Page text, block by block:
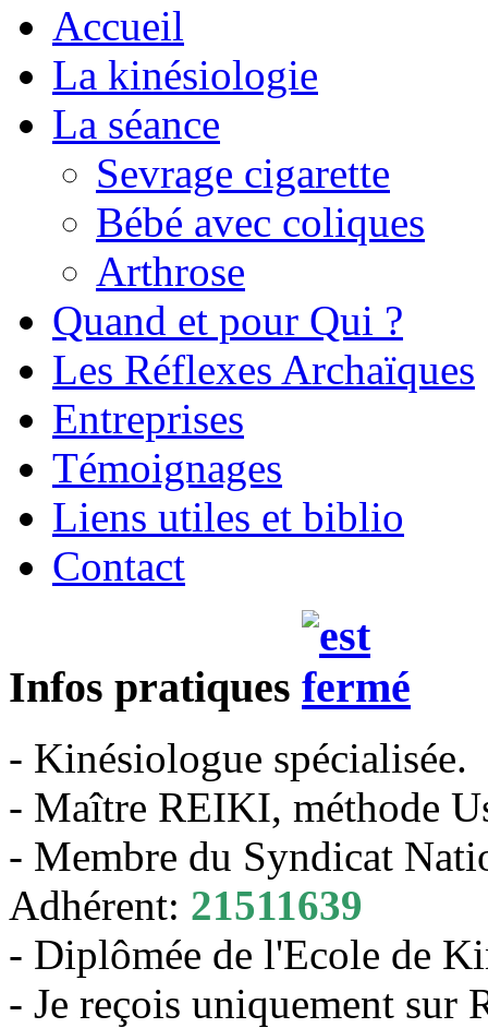
Accueil
La kinésiologie
La séance
Sevrage cigarette
Bébé avec coliques
Arthrose
Quand et pour Qui ?
Les Réflexes Archaïques
Entreprises
Témoignages
Liens utiles et biblio
Contact
Infos pratiques
- Kinésiologue spécialisée.
- Maître REIKI, méthode
- Membre du Syndicat
Adhérent: 21511639
- Diplômée de l'Ecole de
- Je reçois uniquement sur